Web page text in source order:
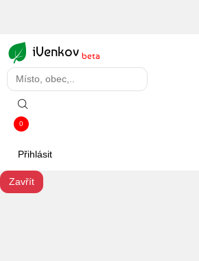
iVenkov beta
0
Přihlásit
Zavřít